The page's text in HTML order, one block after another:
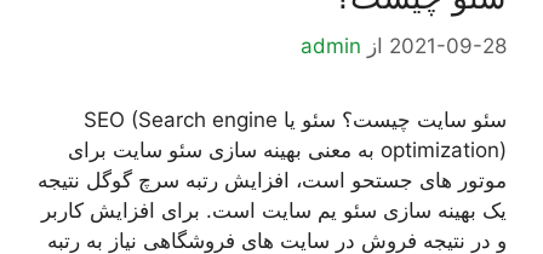
2021-09-28 از admin
سئو سایت چیست؟ سئو یا SEO (Search engine
optimization) به معنی بهینه سازی سئو سایت برای
موتور های جستحو است، افزایش رتبه سرچ گوگل نتیجه
یک بهینه سازی سئو یم سایت است. برای افزایش کاربر
و در نتیجه فروش در سایت های فروشگاهی نیاز به رتبه